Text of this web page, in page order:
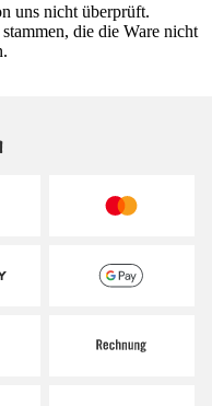
uns nicht überprüft.
die die Ware nicht